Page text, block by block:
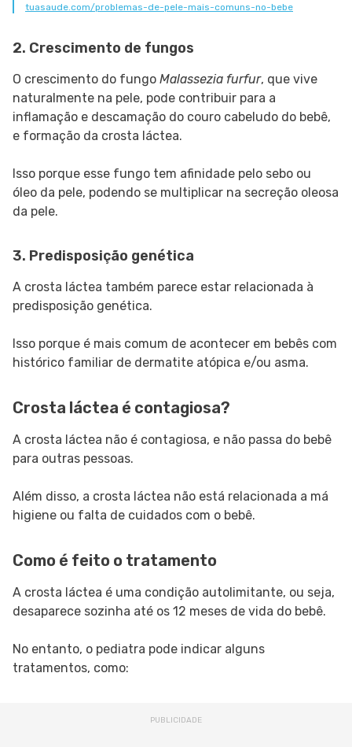
tuasaude.com/problemas-de-pele-mais-comuns-no-bebe
2. Crescimento de fungos
O crescimento do fungo Malassezia furfur, que vive
naturalmente na pele, pode contribuir para a
inflamação e descamação do couro cabeludo do bebê,
e formação da crosta láctea.
Isso porque esse fungo tem afinidade pelo sebo ou
óleo da pele, podendo se multiplicar na secreção oleosa
da pele.
3. Predisposição genética
A crosta láctea também parece estar relacionada à
predisposição genética.
Isso porque é mais comum de acontecer em bebês com
histórico familiar de dermatite atópica e/ou asma.
Crosta láctea é contagiosa?
A crosta láctea não é contagiosa, e não passa do bebê
para outras pessoas.
Além disso, a crosta láctea não está relacionada a má
higiene ou falta de cuidados com o bebê.
Como é feito o tratamento
A crosta láctea é uma condição autolimitante, ou seja,
desaparece sozinha até os 12 meses de vida do bebê.
No entanto, o pediatra pode indicar alguns
tratamentos, como: